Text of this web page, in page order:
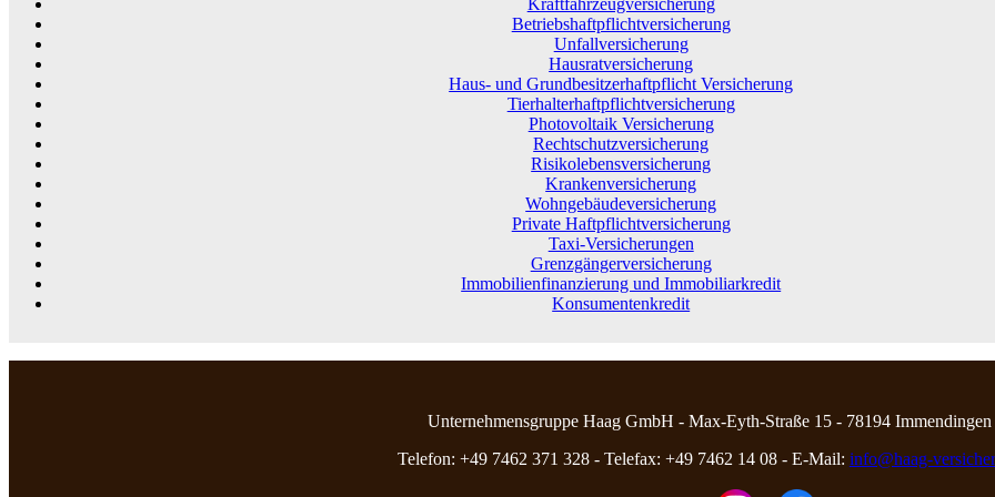
Kraftfahrzeugversicherung
Betriebshaftpflichtversicherung
Unfallversicherung
Hausratversicherung
Haus- und Grundbesitzerhaftpflicht Versicherung
Tierhalterhaftpflichtversicherung
Photovoltaik Versicherung
Rechtschutzversicherung
Risikolebensversicherung
Krankenversicherung
Wohngebäudeversicherung
Private Haftpflichtversicherung
Taxi-Versicherungen
Grenzgängerversicherung
Immobilienfinanzierung und Immobiliarkredit
Konsumentenkredit
Unternehmensgruppe Haag GmbH - Max-Eyth-Straße 15 - 78194 Immendingen
Telefon: +49 7462 371 328 - Telefax: +49 7462 14 08 - E-Mail: info@haag-